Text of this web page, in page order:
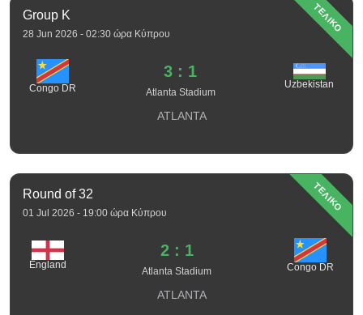
ΤΕΛΙΚΟ
Group K
28 Jun 2026 - 02:30 ώρα Κύπρου
Congo DR
3 : 1
Atlanta Stadium
Uzbekistan
ATLANTA
ΤΕΛΙΚΟ
Round of 32
01 Jul 2026 - 19:00 ώρα Κύπρου
England
2 : 1
Atlanta Stadium Congo DR
ATLANTA